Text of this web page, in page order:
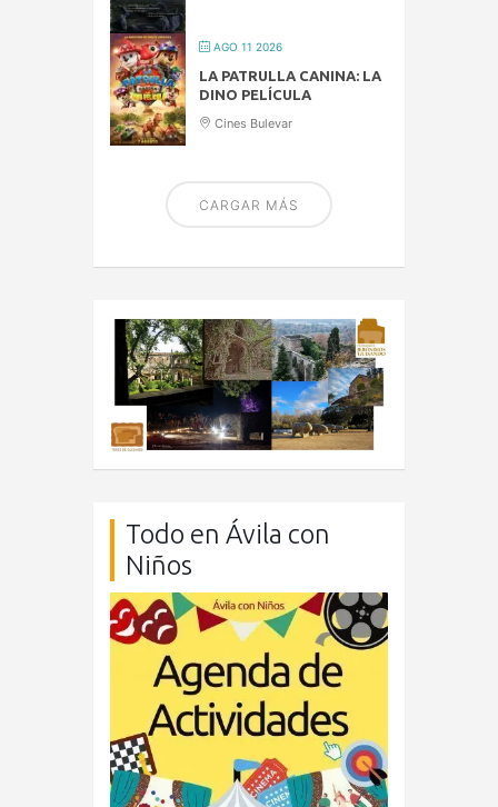
AGO 11 2026
LA PATRULLA CANINA: LA
DINO PELÍCULA
Cines Bulevar
CARGAR MÁS
Todo en Ávila con
Niños